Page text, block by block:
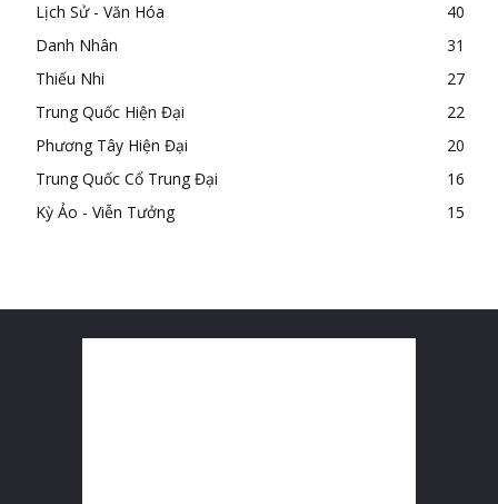
Lịch Sử - Văn Hóa
40
Danh Nhân
31
Thiếu Nhi
27
Trung Quốc Hiện Đại
22
Phương Tây Hiện Đại
20
Trung Quốc Cổ Trung Đại
16
Kỳ Ảo - Viễn Tưởng
15